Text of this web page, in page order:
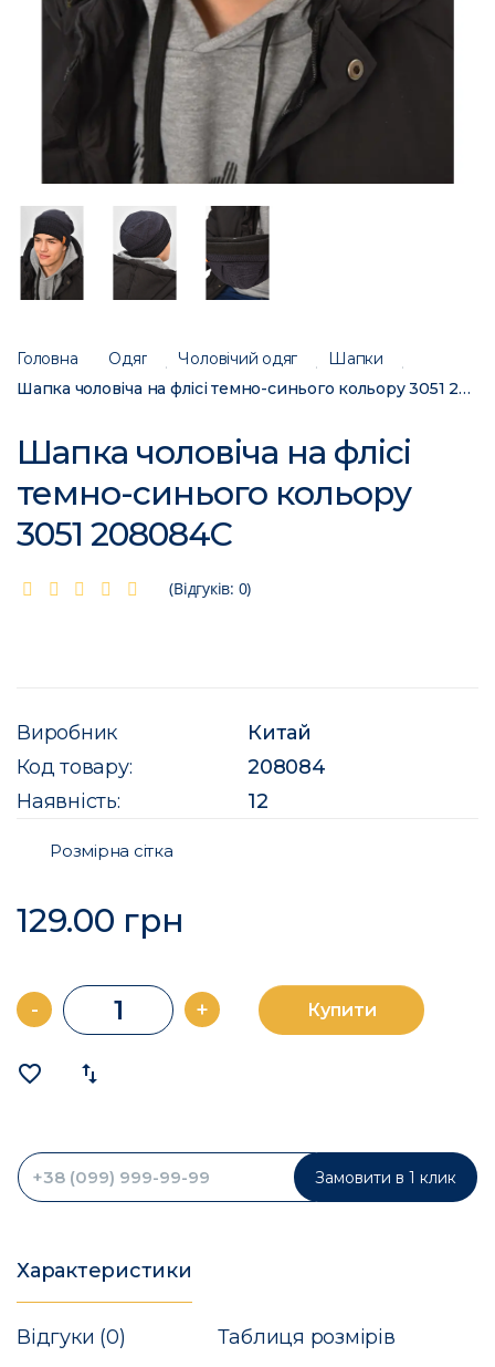
Головна Одяг Чоловічий одяг
Шапки
Шапка чоловіча на флісі темно-синього кольору 3051 208084C
Шапка чоловіча на флісі
темно-синього кольору
3051 208084C
(Відгуків: 0)
Виробник
Китай
Код товару:
208084
Наявність:
12
Розмірна сітка
129.00 грн
- + Купити
favorite_border import_export
Замовити в 1 клик
Характеристики
Відгуки (0) Таблиця розмірів